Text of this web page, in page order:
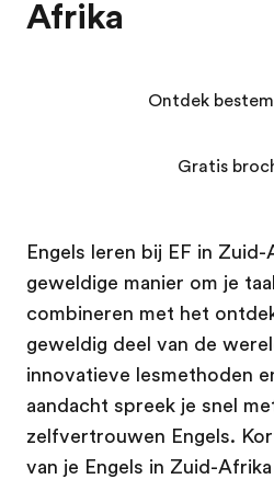
Afrika
Engels leren bij EF in Zuid-
geweldige manier om je
combineren met het
geweldig deel van de
innovatieve lesmethoden
aandacht spreek je snel
zelfvertrouwen Engels.
van je Engels in Zuid-
Ontdek
Gratis